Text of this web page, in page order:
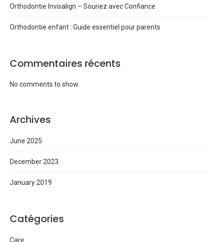
Orthodontie Invisalign – Souriez avec Confiance
Orthodontie enfant : Guide essentiel pour parents
Commentaires récents
No comments to show.
Archives
June 2025
December 2023
January 2019
Catégories
Care